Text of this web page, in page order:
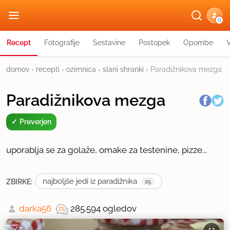
G
Recept Fotografije Sestavine Postopek Opombe
domov › recepti › ozimnica › slani shranki › Paradižnikova mezga
Paradižnikova mezga
Preverjen
uporablja se za golaže, omake za testenine, pizze...
ZBIRKE: najboljše jedi iz paradižnika 25
darka56 285.594 ogledov